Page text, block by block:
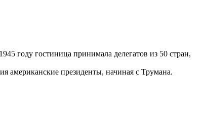
году гостиница принимала делегатов из 50 стран,
американские президенты, начиная с Трумана.